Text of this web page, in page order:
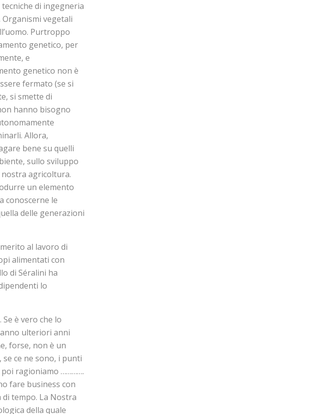
di ingegneria
vegetali
Purtroppo
genetico, per
e
genetico non è
fermato (se si
si smette di
hanno bisogno
Allora,
bene su quelli
sullo sviluppo
nostra agricoltura.
un elemento
conoscerne le
delle generazioni
al lavoro di
alimentati con
di Séralini ha
lo
è vero che lo
ulteriori anni
forse, non è un
ce ne sono, i punti
poi ragioniamo ………….
fare business con
tempo. La Nostra
della quale